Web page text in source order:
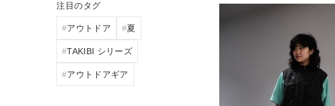
注目のタグ
アウトドア 夏
TAKIBI シリーズ
アウトドアギア